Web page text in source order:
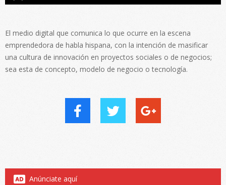
El medio digital que comunica lo que ocurre en la escena
emprendedora de habla hispana, con la intención de masificar
una cultura de innovación en proyectos sociales o de negocios;
sea esta de concepto, modelo de negocio o tecnología.
Anúnciate aquí